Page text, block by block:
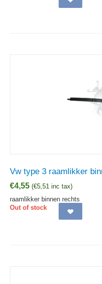
Vw type 3 raamlikker
€4,55 (€5,51 inc tax)
raamlikker binnen rechts
Out of stock